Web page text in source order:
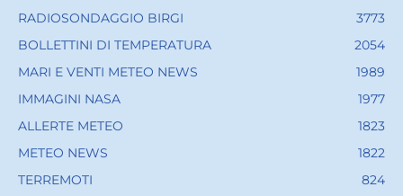
RADIOSONDAGGIO BIRGI
3773
BOLLETTINI DI TEMPERATURA
2054
MARI E VENTI METEO NEWS
1989
IMMAGINI NASA
1977
ALLERTE METEO
1823
METEO NEWS
1822
TERREMOTI
824